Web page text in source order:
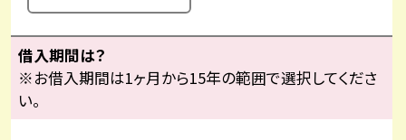
借入期間は？
※お借入期間は1ヶ月から15年の範囲で選択してくださ
い。